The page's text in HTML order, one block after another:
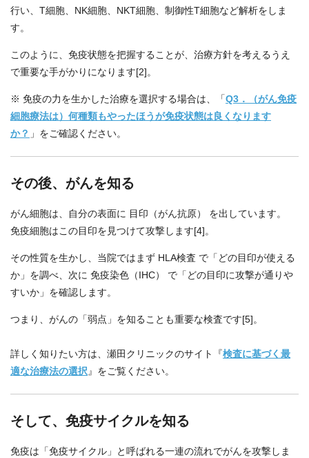
行い、T細胞、NK細胞、NKT細胞、制御性T細胞など解析をしま
す。
このように、免疫状態を把握することが、治療方針を考えるうえ
で重要な手がかりになります[2]。
※ 免疫の力を生かした治療を選択する場合は、「Q3．（がん免疫
細胞療法は）何種類もやったほうが免疫状態は良くなります
か？ 」をご確認ください。
その後、がんを知る
がん細胞は、自分の表面に 目印（がん抗原） を出しています。
免疫細胞はこの目印を見つけて攻撃します[4]。
その性質を生かし、当院ではまず HLA検査 で「どの目印が使える
か」を調べ、次に 免疫染色（IHC） で「どの目印に攻撃が通りや
すいか」を確認します。
つまり、がんの「弱点」を知ることも重要な検査です[5]。
詳しく知りたい方は、瀬田クリニックのサイト『検査に基づく最
適な治療法の選択』をご覧ください。
そして、免疫サイクルを知る
免疫は「免疫サイクル」と呼ばれる一連の流れでがんを攻撃しま